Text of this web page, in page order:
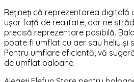
Rețineți că reprezentarea digitală
ușor față de realitate, dar ne
precisă reprezentare posibilă.
poate fi umflat cu aer sau heliu și
Pentru umflare eficientă, vă
de umflat baloane.